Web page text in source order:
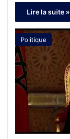
Lire la suite »
Politique